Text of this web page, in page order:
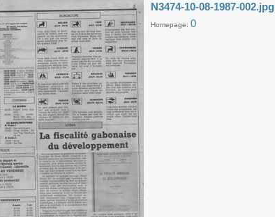
N3474-10-08-1987-002.jpg
Homepage: 0